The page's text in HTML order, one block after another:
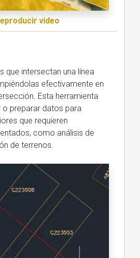
video
que intersectan una línea
efectivamente en
Esta herramienta
o preparar datos para
que requieren
como análisis de
de terrenos.